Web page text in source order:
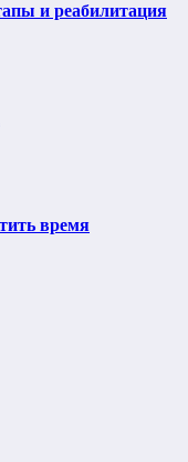
и реабилитация
время